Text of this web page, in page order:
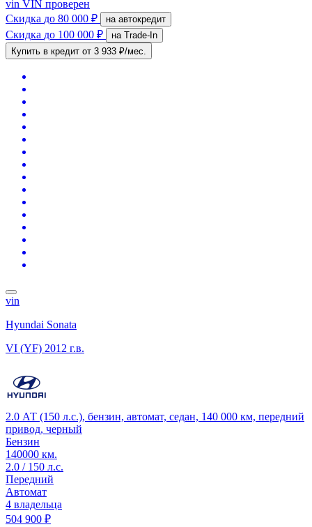
vin VIN проверен
Скидка до 80 000 ₽ на автокредит
Скидка до 100 000 ₽
на Trade-In
Купить в кредит от 3 933 ₽/мес.
vin
Hyundai Sonata
VI (YF) 2012 г.в.
2.0 АТ (150 л.с.), бензин, автомат, седан, 140 000 км, передний
привод, черный
Бензин
140000 км.
2.0 / 150 л.с.
Передний
Автомат
4 владельца
504 900 ₽